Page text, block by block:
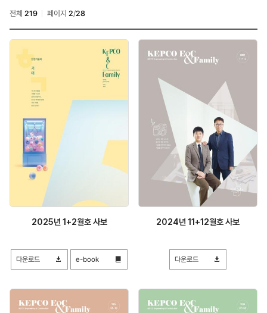
전체 219 페이지 2/28
2025년 1+2월호 사보
다운로드 e-book
2024년 11+12월호 사보
다운로드